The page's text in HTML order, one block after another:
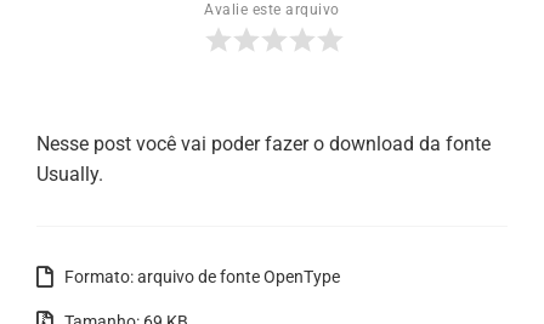
Avalie este arquivo
Nesse post você vai poder fazer o download da fonte
Usually.
Formato: arquivo de fonte OpenType